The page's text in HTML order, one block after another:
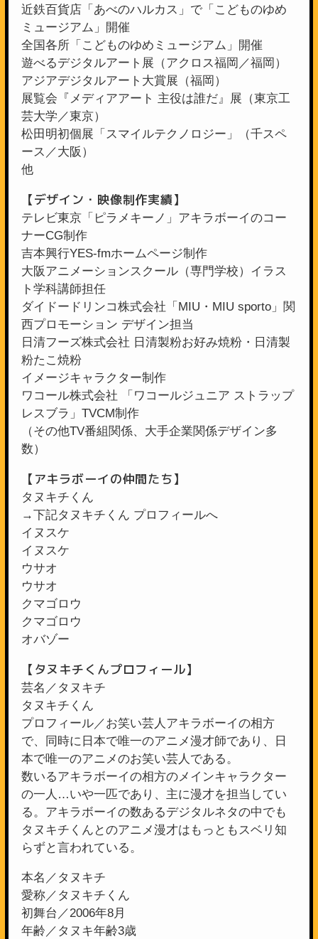
近鉄百貨店「あべのハルカス」で「こどものゆめ
ミュージアム」開催
全国各所「こどものゆめミュージアム」開催
遊べるデジタルアート展（アクロス福岡／福岡）
アジアデジタルアート大賞展（福岡）
展覧会『メディアアート 主役は誰だ』展（東京工
芸大学／東京）
松田明初個展「スマイルテクノロジー」（千スペ
ース／大阪）
他
【デザイン・映像制作実績】
テレビ東京「ピラメキーノ」アキラボーイのコー
ナーCG制作
吉本興行YES-fmホームページ制作
大阪アニメーションスクール（専門学校）イラス
ト学科講師担任
ダイドードリンコ株式会社「MIU・MIU sporto」関
西プロモーション デザイン担当
日清フーズ株式会社 日清製粉お好み焼粉・日清製
粉たこ焼粉
イメージキャラクター制作
ワコール株式会社 「ワコールジュニア ストラップ
レスブラ」TVCM制作
（その他TV番組関係、大手企業関係デザイン多
数）
【アキラボーイの仲間たち】
タヌキチくん
→下記タヌキチくん プロフィールへ
イヌスケ
イヌスケ
ウサオ
ウサオ
クマゴロウ
クマゴロウ
オバゾー
【タヌキチくんプロフィール】
芸名／タヌキチ
タヌキチくん
プロフィール／お笑い芸人アキラボーイの相方
で、同時に日本で唯一のアニメ漫才師であり、日
本で唯一のアニメのお笑い芸人である。
数いるアキラボーイの相方のメインキャラクター
の一人…いや一匹であり、主に漫才を担当してい
る。アキラボーイの数あるデジタルネタの中でも
タヌキチくんとのアニメ漫才はもっともスベリ知
らずと言われている。
本名／タヌキチ
愛称／タヌキチくん
初舞台／2006年8月
年齢／タヌキ年齢3歳